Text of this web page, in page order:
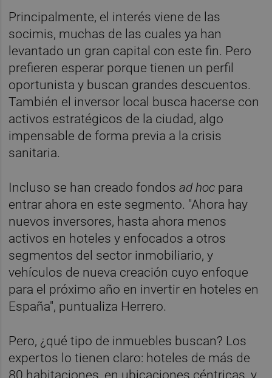
Principalmente, el interés viene de las
socimis, muchas de las cuales ya han
levantado un gran capital con este fin. Pero
prefieren esperar porque tienen un perfil
oportunista y buscan grandes descuentos.
También el inversor local busca hacerse con
activos estratégicos de la ciudad, algo
impensable de forma previa a la crisis
sanitaria.
Incluso se han creado fondosad hoc para
entrar ahora en este segmento. "Ahora hay
nuevos inversores, hasta ahora menos
activos en hoteles y enfocados a otros
segmentos del sector inmobiliario, y
vehículos de nueva creación cuyo enfoque
para el próximo año en invertir en hoteles en
España", puntualiza Herrero.
Pero, ¿qué tipo de inmuebles buscan? Los
expertos lo tienen claro: hoteles de más de